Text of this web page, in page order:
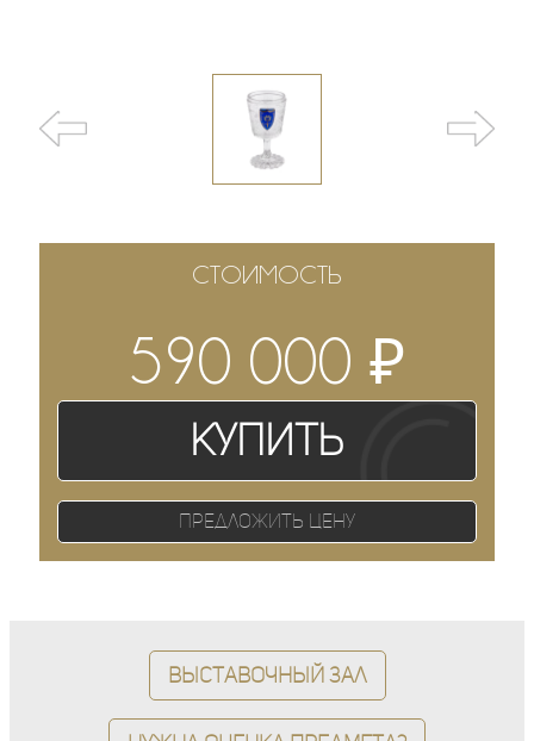
СТОИМОСТЬ
590 000 ₽
Купить
Предложить цену
Выставочный зал